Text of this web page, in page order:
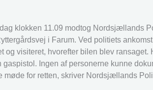
klokken 11.09 modtog Nordsjællands
i Farum. Ved politiets
og visiteret, hvorefter bilen blev
gaspistol. Ingen af personerne kunne
møde for retten, skriver Nordsjællands